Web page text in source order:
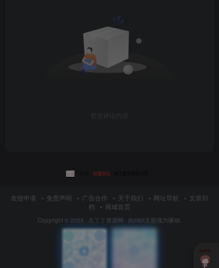
暂无评论内容
友链申请 免责声明 广告合作 关于我们 网址导航
文章归
档
商城首页
Copyright © 2025 · 久丫丫资源网 · 由zibll主题强力驱动.